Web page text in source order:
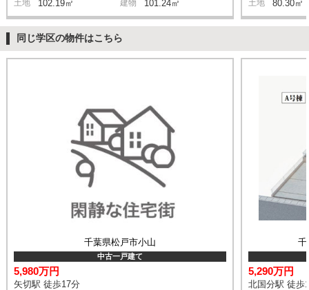
土地 102.19㎡ 建物 101.24㎡ 土地 80.30㎡
同じ学区の物件はこちら
千葉県松戸市小山
中古一戸建て
5,980万円
矢切駅 徒歩17分
千
5,290万円
北国分駅 徒歩